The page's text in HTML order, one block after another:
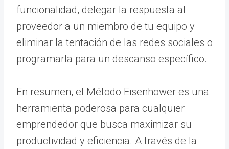
funcionalidad, delegar la respuesta al
proveedor a un miembro de tu equipo y
eliminar la tentación de las redes sociales o
programarla para un descanso específico.
En resumen, el Método Eisenhower es una
herramienta poderosa para cualquier
emprendedor que busca maximizar su
productividad y eficiencia. A través de la